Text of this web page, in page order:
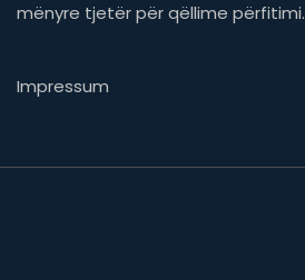
mënyre tjetër për qëllime përfitimi.
Impressum